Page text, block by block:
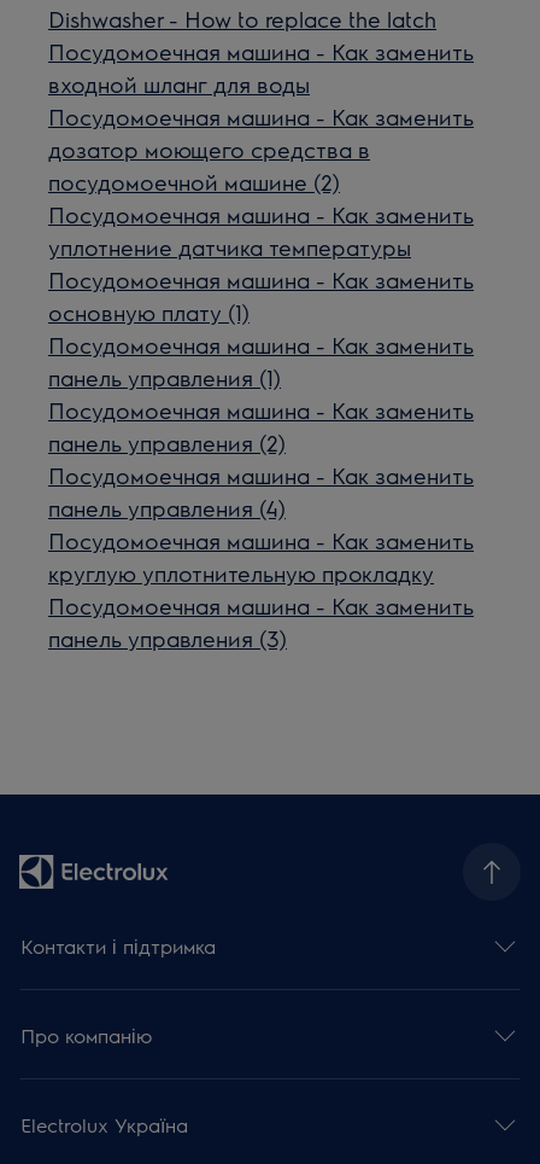
Dishwasher - How to replace the latch
Посудомоечная машина - Как заменить
входной шланг для воды
Посудомоечная машина - Как заменить
дозатор моющего средства в
посудомоечной машине (2)
Посудомоечная машина - Как заменить
уплотнение датчика температуры
Посудомоечная машина - Как заменить
основную плату (1)
Посудомоечная машина - Как заменить
панель управления (1)
Посудомоечная машина - Как заменить
панель управления (2)
Посудомоечная машина - Как заменить
панель управления (4)
Посудомоечная машина - Как заменить
круглую уплотнительную прокладку
Посудомоечная машина - Как заменить
панель управления (3)
Контакти і підтримка
Про компанію
Electrolux Україна